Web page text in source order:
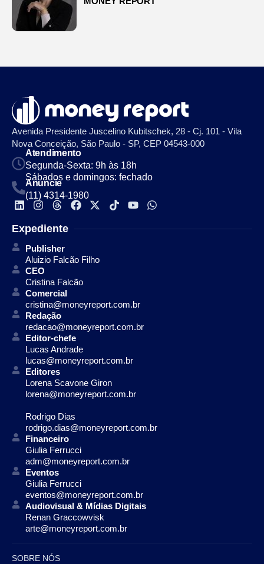
Avenida Presidente Juscelino Kubitschek, 28 - Cj. 101 - Vila
Nova Conceição, São Paulo - SP, CEP 04543-000
Atendimento
Segunda-Sexta: 9h às 18h
Sábados e domingos: fechado
Anuncie
(11) 4314-1980
Expediente
Publisher
Aluizio Falcão Filho
CEO
Cristina Falcão
Comercial
cristina@moneyreport.com.br
Redação
redacao@moneyreport.com.br
Editor-chefe
Lucas Andrade
lucas@moneyreport.com.br
Editores
Lorena Scavone Giron
lorena@moneyreport.com.br
Rodrigo Dias
rodrigo.dias@moneyreport.com.br
Financeiro
Giulia Ferrucci
adm@moneyreport.com.br
Eventos
Giulia Ferrucci
eventos@moneyreport.com.br
Audiovisual & Mídias Digitais
Renan Graccowvisk
arte@moneyreport.com.br
SOBRE NÓS